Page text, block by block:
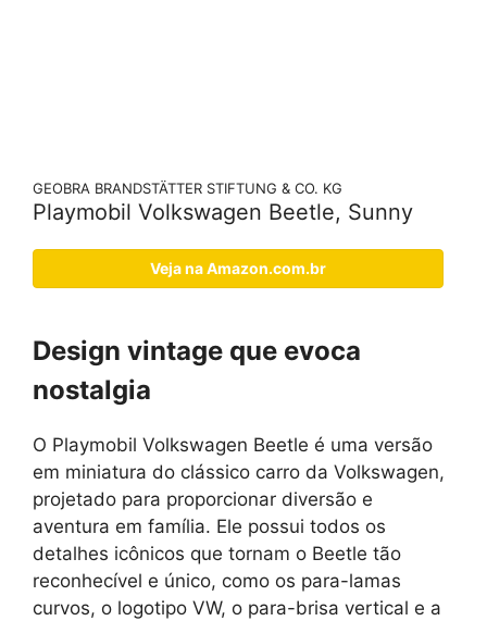
GEOBRA BRANDSTÄTTER STIFTUNG & CO. KG
Playmobil Volkswagen Beetle, Sunny
Veja na Amazon.com.br
Design vintage que evoca
nostalgia
O Playmobil Volkswagen Beetle é uma versão
em miniatura do clássico carro da Volkswagen,
projetado para proporcionar diversão e
aventura em família. Ele possui todos os
detalhes icônicos que tornam o Beetle tão
reconhecível e único, como os para-lamas
curvos, o logotipo VW, o para-brisa vertical e a